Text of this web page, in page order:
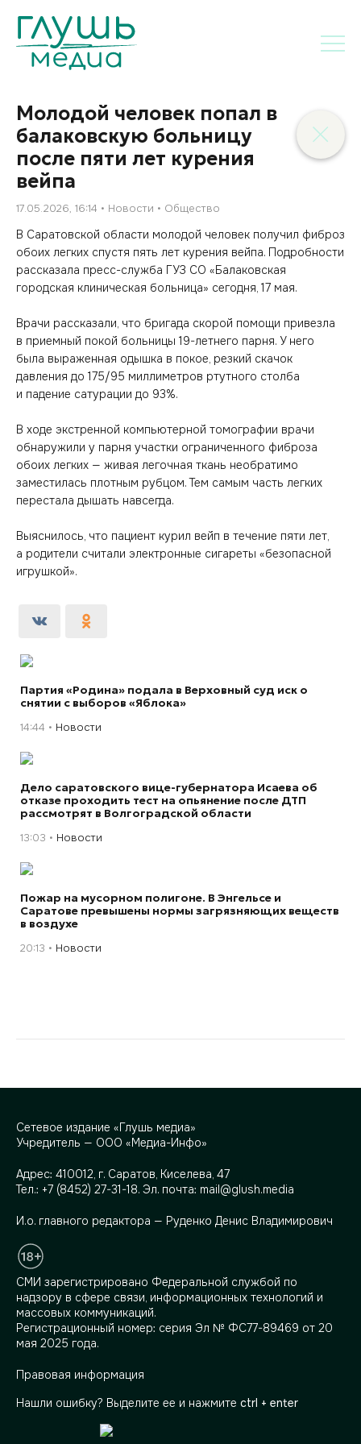
Молодой человек попал в
балаковскую больницу
после пяти лет курения
вейпа
17.05.2026, 16:14 Новости Общество
В Саратовской области молодой человек получил фиброз
обоих легких спустя пять лет курения вейпа. Подробности
рассказала пресс-служба ГУЗ СО «Балаковская
городская клиническая больница» сегодня, 17 мая.
Врачи рассказали, что бригада скорой помощи привезла
в приемный покой больницы 19-летнего парня. У него
была выраженная одышка в покое, резкий скачок
давления до 175/95 миллиметров ртутного столба
и падение сатурации до 93%.
В ходе экстренной компьютерной томографии врачи
обнаружили у парня участки ограниченного фиброза
обоих легких — живая легочная ткань необратимо
заместилась плотным рубцом. Тем самым часть легких
перестала дышать навсегда.
Выяснилось, что пациент курил вейп в течение пяти лет,
а родители считали электронные сигареты «безопасной
игрушкой».
Партия «Родина» подала в Верховный суд иск о
снятии с выборов «Яблока»
14:44 Новости
Дело саратовского вице-губернатора Исаева об
отказе проходить тест на опьянение после ДТП
рассмотрят в Волгоградской области
13:03 Новости
Пожар на мусорном полигоне. В Энгельсе и
Саратове превышены нормы загрязняющих веществ
в воздухе
20:13 Новости
Сетевое издание «Глушь медиа»
Учредитель — ООО «Медиа-Инфо»
Адрес: 410012, г. Саратов, Киселева, 47
Тел.: +7 (8452) 27-31-18. Эл. почта: mail@glush.media
И.о. главного редактора — Руденко Денис Владимирович
СМИ зарегистрировано Федеральной службой по
надзору в сфере связи, информационных технологий и
массовых коммуникаций.
Регистрационный номер: серия Эл № ФС77-89469 от 20
мая 2025 года.
Правовая информация
Нашли ошибку? Выделите ее и нажмите ctrl + enter